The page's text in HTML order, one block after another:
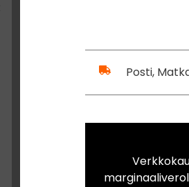
Posti,